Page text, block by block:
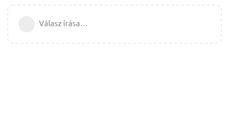
Válasz írása…